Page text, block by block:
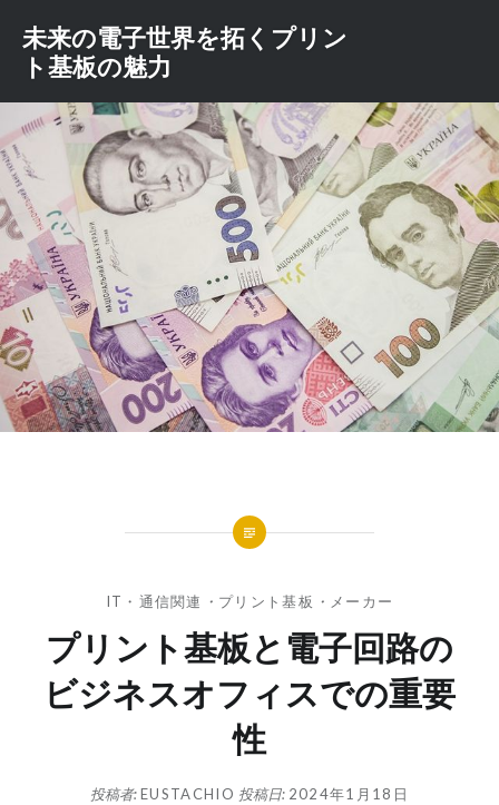
ン
へ
ス
キ
ッ
プ
未来の電子世界を拓くプリン
ト基板の魅力
IT・通信関連 ・ プリント基板 ・ メーカー
プリント基板と電子回路の
ビジネスオフィスでの重要
性
投稿者:EUSTACHIO 投稿日: 2024年1月18日